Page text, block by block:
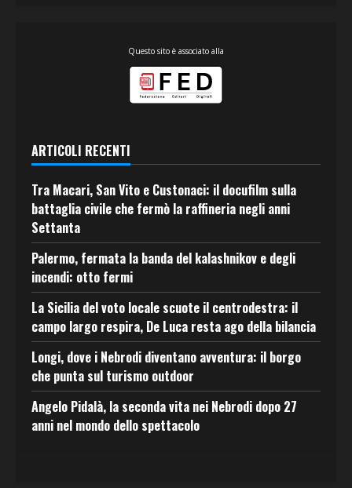
Questo sito è associato alla
ARTICOLI RECENTI
Tra Macari, San Vito e Custonaci: il docufilm sulla
battaglia civile che fermò la raffineria negli anni
Settanta
Palermo, fermata la banda del kalashnikov e degli
incendi: otto fermi
La Sicilia del voto locale scuote il centrodestra: il
campo largo respira, De Luca resta ago della bilancia
Longi, dove i Nebrodi diventano avventura: il borgo
che punta sul turismo outdoor
Angelo Pidalà, la seconda vita nei Nebrodi dopo 27
anni nel mondo dello spettacolo